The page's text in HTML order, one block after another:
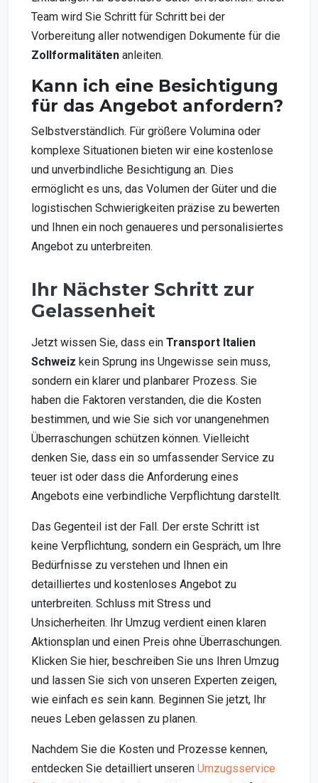
Team wird Sie Schritt für Schritt bei der
Vorbereitung aller notwendigen Dokumente für die
Zollformalitäten anleiten.
Kann ich eine Besichtigung
für das Angebot anfordern?
Selbstverständlich. Für größere Volumina oder
komplexe Situationen bieten wir eine kostenlose
und unverbindliche Besichtigung an. Dies
ermöglicht es uns, das Volumen der Güter und die
logistischen Schwierigkeiten präzise zu bewerten
und Ihnen ein noch genaueres und personalisiertes
Angebot zu unterbreiten.
Ihr Nächster Schritt zur
Gelassenheit
Jetzt wissen Sie, dass ein Transport Italien
Schweiz kein Sprung ins Ungewisse sein muss,
sondern ein klarer und planbarer Prozess. Sie
haben die Faktoren verstanden, die die Kosten
bestimmen, und wie Sie sich vor unangenehmen
Überraschungen schützen können. Vielleicht
denken Sie, dass ein so umfassender Service zu
teuer ist oder dass die Anforderung eines
Angebots eine verbindliche Verpflichtung darstellt.
Das Gegenteil ist der Fall. Der erste Schritt ist
keine Verpflichtung, sondern ein Gespräch, um Ihre
Bedürfnisse zu verstehen und Ihnen ein
detailliertes und kostenloses Angebot zu
unterbreiten. Schluss mit Stress und
Unsicherheiten. Ihr Umzug verdient einen klaren
Aktionsplan und einen Preis ohne Überraschungen.
Klicken Sie hier, beschreiben Sie uns Ihren Umzug
und lassen Sie sich von unseren Experten zeigen,
wie einfach es sein kann. Beginnen Sie jetzt, Ihr
neues Leben gelassen zu planen.
Nachdem Sie die Kosten und Prozesse kennen,
entdecken Sie detailliert unseren Umzugsservice